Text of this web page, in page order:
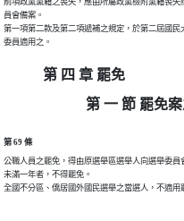
員會備案。
第一項第二款及第二項遞補之規定，於第二屆國民
委員適用之。
第 四 章 罷免
第 一 節 罷免
第 69 條
公職人員之罷免，得由原選舉區選舉人向選舉委員
未滿一年者，不得罷免。
全國不分區、僑居國外國民選舉之當選人，不適用